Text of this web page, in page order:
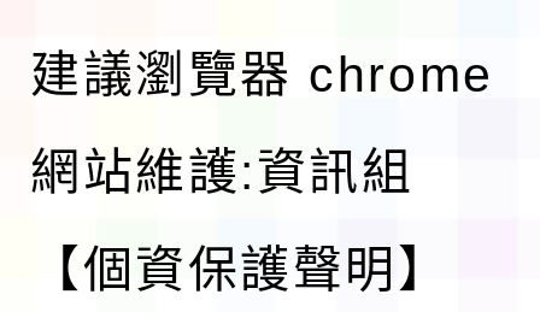
建議瀏覽器 chrome
網站維護:資訊組
【個資保護聲明】